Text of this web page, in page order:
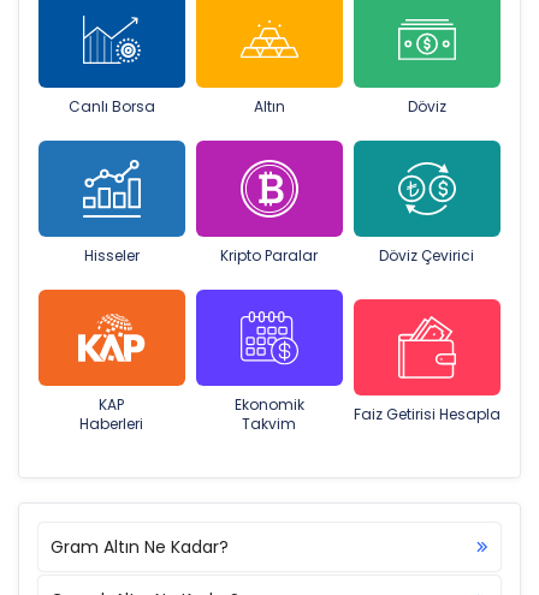
Canlı Borsa Altın Döviz
Hisseler Kripto Paralar Döviz Çevirici
KAP
Haberleri
Ekonomik
Takvim
Faiz Getirisi Hesapla
Gram Altın Ne Kadar?